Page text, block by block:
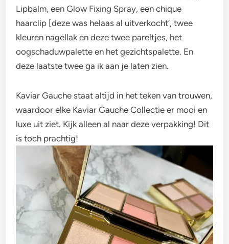
Lipbalm, een Glow Fixing Spray, een chique
haarclip [deze was helaas al uitverkocht’, twee
kleuren nagellak en deze twee pareltjes, het
oogschaduwpalette en het gezichtspalette. En
deze laatste twee ga ik aan je laten zien.
Kaviar Gauche staat altijd in het teken van trouwen,
waardoor elke Kaviar Gauche Collectie er mooi en
luxe uit ziet. Kijk alleen al naar deze verpakking! Dit
is toch prachtig!